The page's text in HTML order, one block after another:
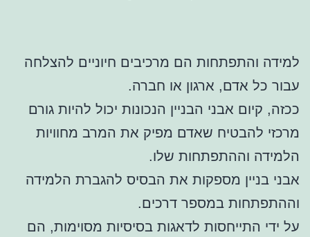
למידה והתפתחות הם מרכיבים חיוניים להצלחה
עבור כל אדם, ארגון או חברה.
ככזה, קיום אבני הבניין הנכונות יכול להיות גורם
מרכזי להבטיח שאדם מפיק את המרב מחוויות
הלמידה וההתפתחות שלו.
אבני בניין מספקות את הבסיס להגברת הלמידה
וההתפתחות במספר דרכים.
על ידי התייחסות לדאגות בסיסיות מסוימות, הם